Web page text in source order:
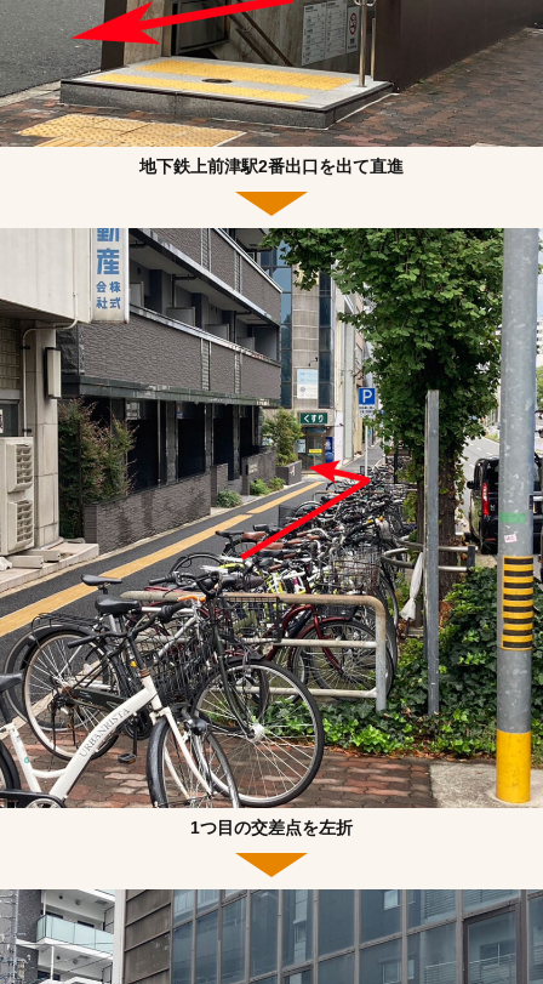
地下鉄上前津駅2番出口を出て直進
1つ目の交差点を左折